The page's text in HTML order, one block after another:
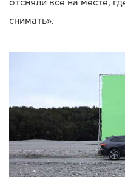
отсняли все на месте,
снимать».